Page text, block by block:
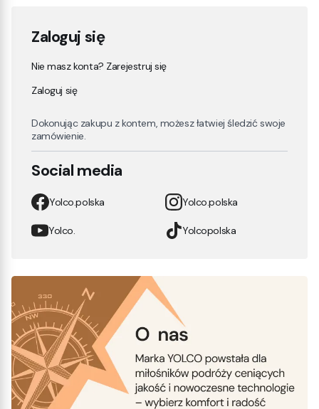
Zaloguj się
Nie masz konta? Zarejestruj się
Zaloguj się
Dokonując zakupu z kontem, możesz łatwiej śledzić swoje
zamówienie.
Social media
Yolco.polska Yolco.polska
Yolco. Yolcopolska